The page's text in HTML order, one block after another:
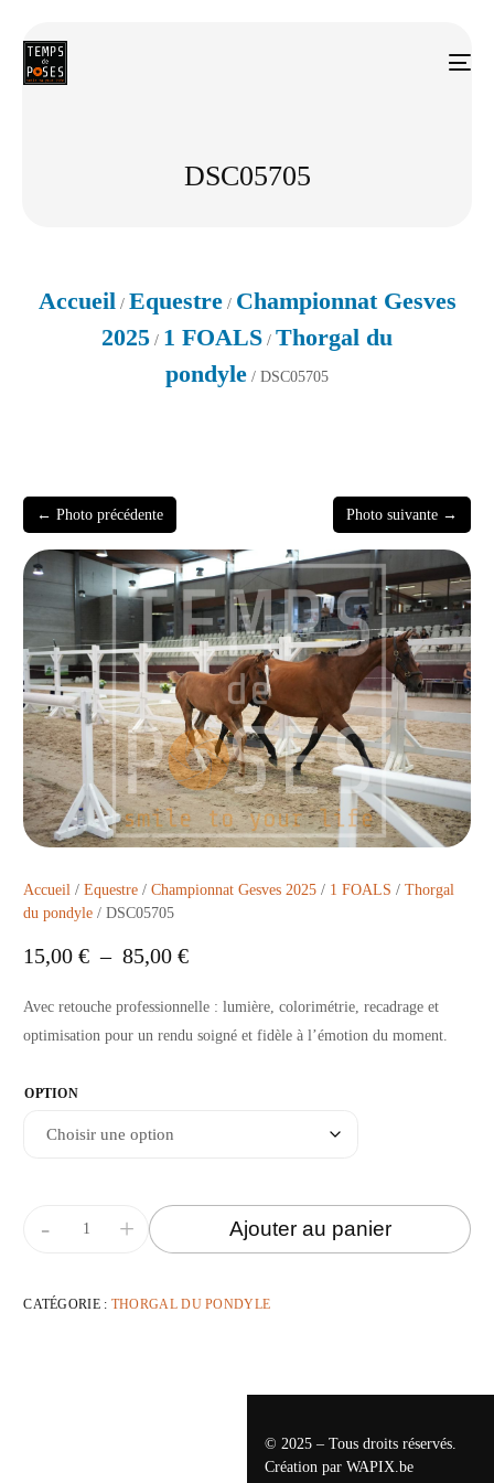
DSC05705
Accueil / Equestre/ Championnat Gesves
2025 / 1 FOALS / Thorgal du
pondyle / DSC05705
← Photo précédente Photo suivante →
Accueil /Equestre /Championnat Gesves 2025 / 1 FOALS /Thorgal
du pondyle / DSC05705
15,00€ – 85,00€
Avec retouche professionnelle : lumière, colorimétrie, recadrage et
optimisation pour un rendu soigné et fidèle à l’émotion du moment.
OPTION
+
- Ajouter au panier
CATÉGORIE : THORGAL DU PONDYLE
© 2025 – Tous droits réservés.
Création par WAPIX.be